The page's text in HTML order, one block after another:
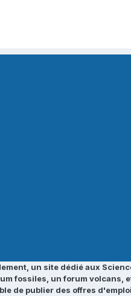
un site dédié aux
fossiles, un forum volcans,
de publier des offres